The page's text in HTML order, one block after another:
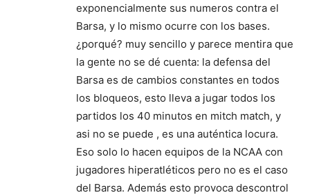
exponencialmente sus numeros contra el
Barsa, y lo mismo ocurre con los bases.
¿porqué? muy sencillo y parece mentira que
la gente no se dé cuenta: la defensa del
Barsa es de cambios constantes en todos
los bloqueos, esto lleva a jugar todos los
partidos los 40 minutos en mitch match, y
asi no se puede , es una auténtica locura.
Eso solo lo hacen equipos de la NCAA con
jugadores hiperatléticos pero no es el caso
del Barsa. Además esto provoca descontrol